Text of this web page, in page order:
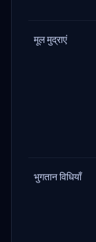
मूल मुद्राएं
भुगतान विधियाँ